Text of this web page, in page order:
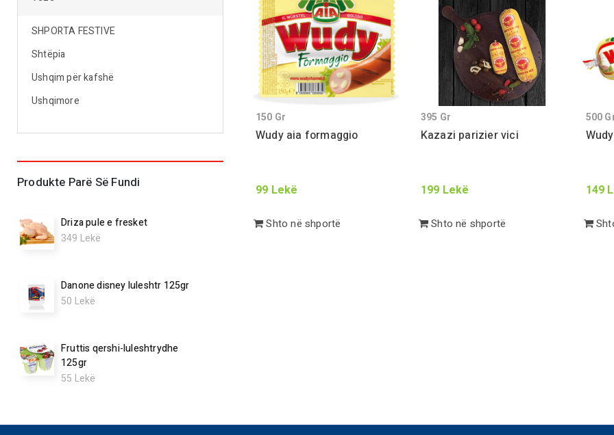
SHPORTA FESTIVE
Shtëpia
Ushqim për kafshë
Ushqimore
Produkte Parë Së Fundi
Driza pule e fresket
349 Lekë
Danone disney luleshtr 125gr
50 Lekë
Fruttis qershi-luleshtrydhe
125gr
55 Lekë
Wudy aia formaggio
150 Gr
99 Lekë
Shto në shportë
Kazazi parizier vici
395 Gr
199 Lekë
Shto në shportë
500
149